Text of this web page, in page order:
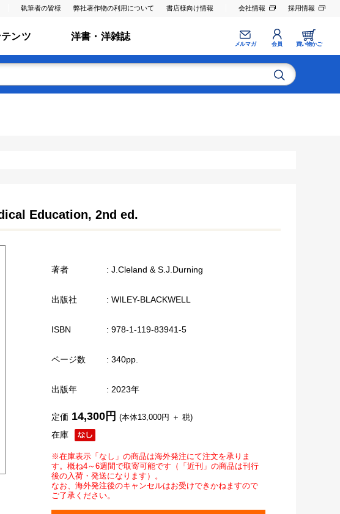
執筆者の皆様 弊社著作物の利用について 書店様向け情報 会社情報 採用情報
ンツ 洋書・洋雑誌
メルマガ 会員 買い物かご
Education, 2nd ed.
著者 : J.Cleland & S.J.Durning
出版社 : WILEY-BLACKWELL
ISBN : 978-1-119-83941-5
ページ数 : 340pp.
出版年 : 2023年
在庫
定価 14,300円 (本体13,000円 ＋ 税)
※在庫表示「なし」の商品は海外発注にて注文を承りま
す。概ね4～6週間で取寄可能です（「近刊」の商品は刊行
後の入荷・発送になります）。
なお、海外発注後のキャンセルはお受けできかねますので
ご了承ください。